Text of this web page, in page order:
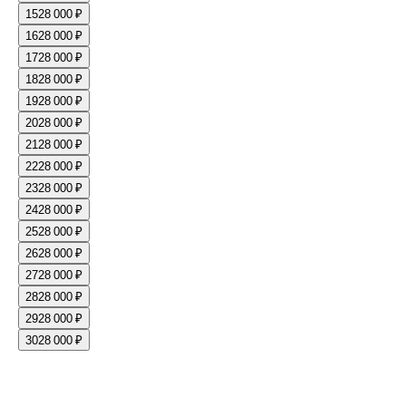
1528 000 ₽
1628 000 ₽
1728 000 ₽
1828 000 ₽
1928 000 ₽
2028 000 ₽
2128 000 ₽
2228 000 ₽
2328 000 ₽
2428 000 ₽
2528 000 ₽
2628 000 ₽
2728 000 ₽
2828 000 ₽
2928 000 ₽
3028 000 ₽